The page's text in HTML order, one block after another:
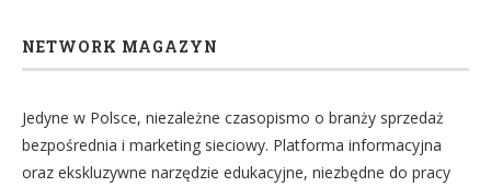
NETWORK MAGAZYN
Jedyne w Polsce, niezależne czasopismo o branży sprzedaż
bezpośrednia i marketing sieciowy. Platforma informacyjna
oraz ekskluzywne narzędzie edukacyjne, niezbędne do pracy